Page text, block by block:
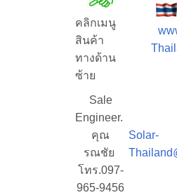
คลิกเมนู
สินค้า
ทางด้าน
ซ้าย
Sale
Engineer.
คุณ
รณชัย
โทร.097-
965-9456
Solar-